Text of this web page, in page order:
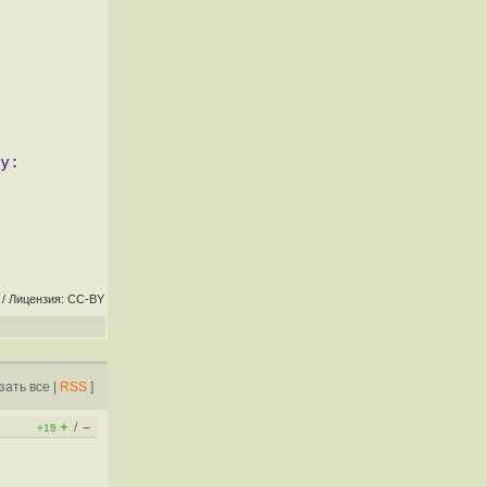
/ Лицензия: CC-BY
все | RSS ]
+19 + / –